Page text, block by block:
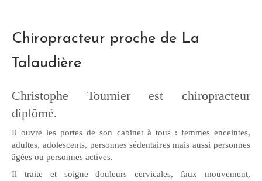
Chiropracteur proche de La
Talaudière
Christophe Tournier est chiropracteur
diplômé.
Il ouvre les portes de son cabinet à tous : femmes enceintes,
adultes, adolescents, personnes sédentaires mais aussi personnes
âgées ou personnes actives.
Il traite et soigne douleurs cervicales, faux mouvement,